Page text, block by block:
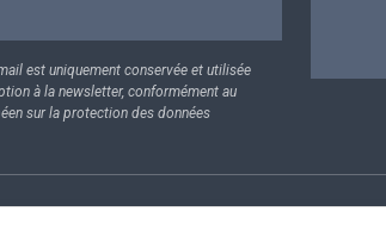
est uniquement conservée et utilisée
à la newsletter, conformément au
sur la protection des données